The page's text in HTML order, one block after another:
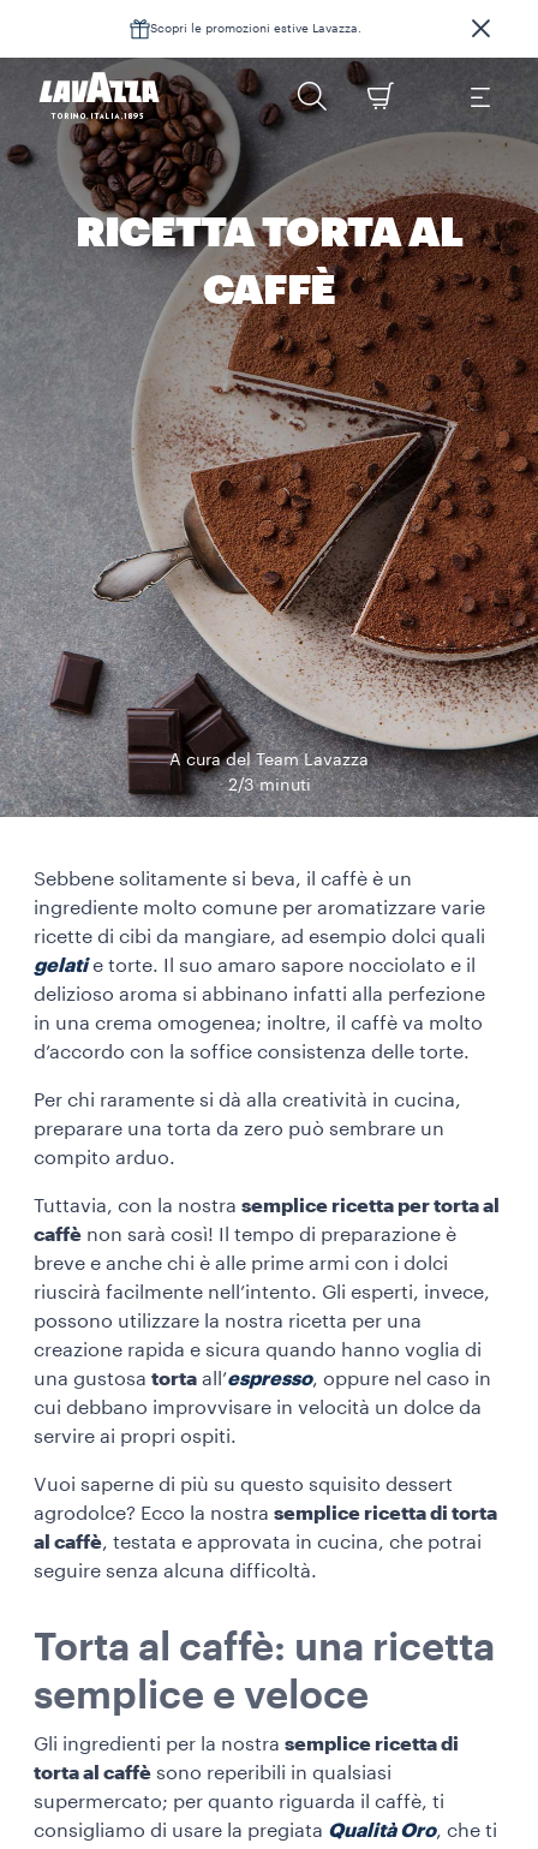
Scopri le promozioni estive Lavazza.
RICETTA TORTA AL
CAFFÈ
A cura del Team Lavazza
2/3 minuti
Sebbene solitamente si beva, il caffè è un
ingrediente molto comune per aromatizzare varie
ricette di cibi da mangiare, ad esempio dolci quali
gelatie torte. Il suo amaro sapore nocciolato e il
delizioso aroma si abbinano infatti alla perfezione
in una crema omogenea; inoltre, il caffè va molto
d’accordo con la soffice consistenza delle torte.
Per chi raramente si dà alla creatività in cucina,
preparare una torta da zero può sembrare un
compito arduo.
Tuttavia, con la nostra semplice ricetta per torta al
caffè non sarà così! Il tempo di preparazione è
breve e anche chi è alle prime armi con i dolci
riuscirà facilmente nell’intento. Gli esperti, invece,
possono utilizzare la nostra ricetta per una
creazione rapida e sicura quando hanno voglia di
una gustosa torta all’espresso, oppure nel caso in
cui debbano improvvisare in velocità un dolce da
servire ai propri ospiti.
Vuoi saperne di più su questo squisito dessert
agrodolce? Ecco la nostra semplice ricetta di torta
al caffè, testata e approvata in cucina, che potrai
seguire senza alcuna difficoltà.
Torta al caffè: una ricetta
semplice e veloce
Gli ingredienti per la nostra semplice ricetta di
torta al caffè sono reperibili in qualsiasi
supermercato; per quanto riguarda il caffè, ti
consigliamo di usare la pregiata Qualità Oro, che ti